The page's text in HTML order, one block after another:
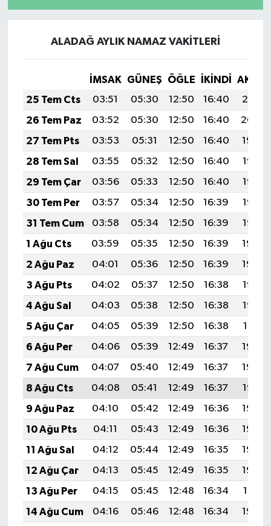
ALADAĞ AYLIK NAMAZ VAKITLERI
İMSAK GÜNEŞ ÖĞLE İKINDI
25 Tem Cts
03:51 05:30 12:50 16:40
20:01
26 Tem Paz
03:52 05:30 12:50 16:40
20:00
27 Tem Pts
03:53 05:31 12:50 16:40
19:59
28 Tem Sal
03:55 05:32 12:50 16:40
19:58
29 Tem Çar
03:56 05:33 12:50 16:40
19:57
30 Tem Per
03:57 05:34 12:50 16:39
19:56
31 Tem Cum
03:58 05:34 12:50 16:39
19:55
1 Ağu Cts
03:59 05:35 12:50 16:39
19:54
2 Ağu Paz
04:01 05:36 12:50 16:39
19:54
3 Ağu Pts
04:02 05:37 12:50 16:38
19:53
4 Ağu Sal
04:03 05:38 12:50 16:38
19:52
5 Ağu Çar
04:05 05:39 12:50 16:38
19:51
6 Ağu Per
04:06 05:39 12:49 16:37
19:49
7 Ağu Cum
04:07 05:40 12:49 16:37
19:48
8 Ağu Cts
04:08 05:41 12:49 16:37
19:47
9 Ağu Paz
04:10 05:42 12:49 16:36
19:46
10 Ağu Pts
04:11 05:43 12:49 16:36
19:45
11 Ağu Sal
04:12 05:44 12:49 16:35
19:44
12 Ağu Çar
04:13 05:45 12:49 16:35
19:43
13 Ağu Per
04:15 05:45 12:48 16:34
19:41
14 Ağu Cum
04:16 05:46 12:48 16:34
19:40